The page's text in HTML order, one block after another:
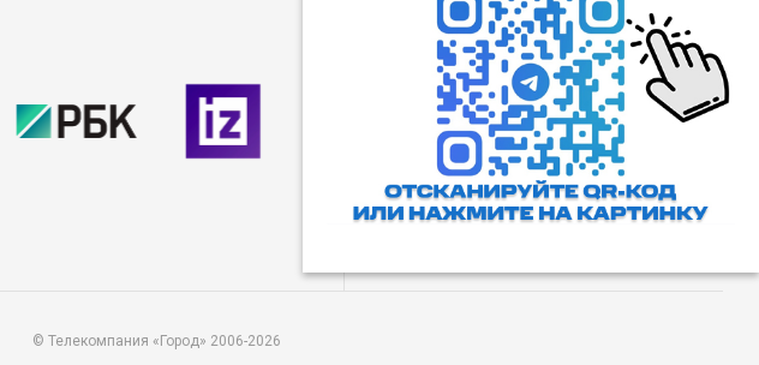
Пользовательское соглашение
Все права защищены. Любое
использование материалов
допускается только с согласия
редакции, а также с ссылкой на
сайт.
© Телекомпания «Город» 2006-2026